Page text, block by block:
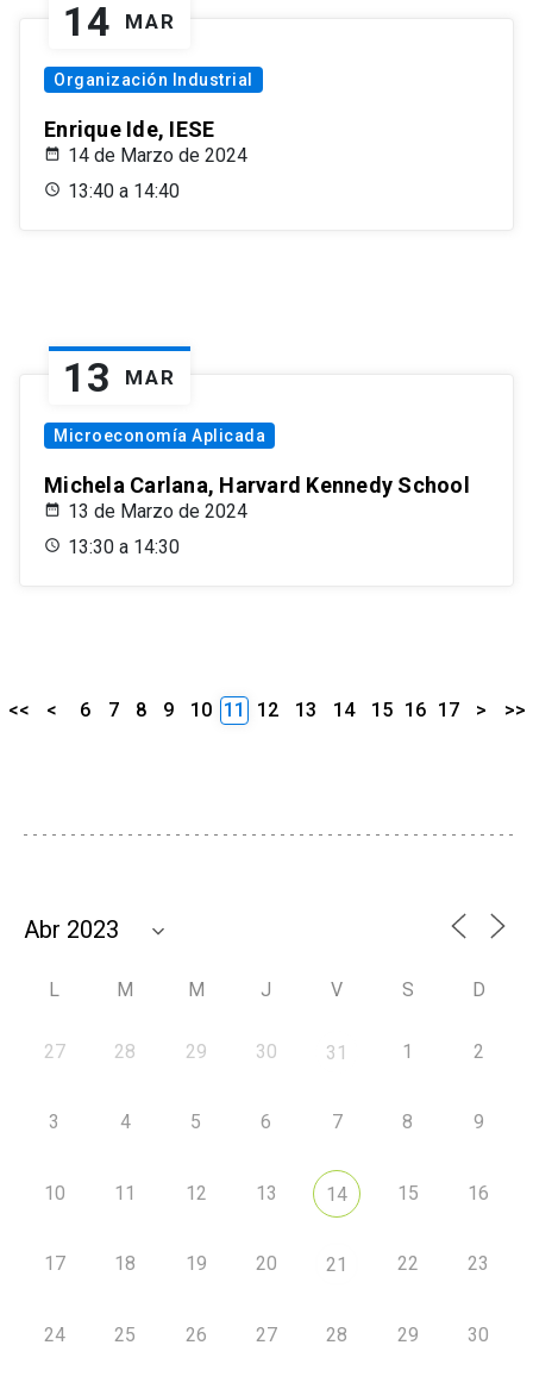
14 MAR
Organización Industrial
Enrique Ide, IESE
14 de Marzo de 2024
13:40 a 14:40
13 MAR
Microeconomía Aplicada
Michela Carlana, Harvard Kennedy School
13 de Marzo de 2024
13:30 a 14:30
<< < 6 7 8 9 10 11 12 13 14 15 16 17 > >>
L M M J V S D
27 28 29 30 31 1 2
3 4 5 6 7 8 9
10 11 12 13 14 15 16
17 18 19 20 21 22 23
24 25 26 27 28 29 30